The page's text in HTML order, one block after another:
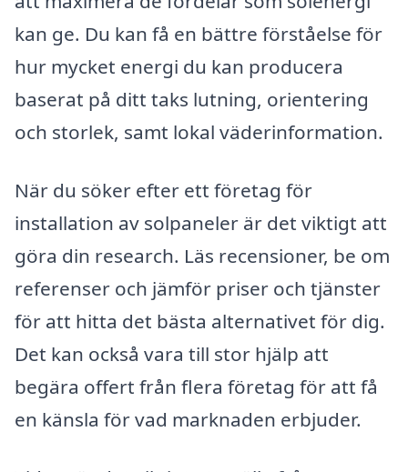
kan ge. Du kan få en bättre förståelse för
hur mycket energi du kan producera
baserat på ditt taks lutning, orientering
och storlek, samt lokal väderinformation.
När du söker efter ett företag för
installation av solpaneler är det viktigt att
göra din research. Läs recensioner, be om
referenser och jämför priser och tjänster
för att hitta det bästa alternativet för dig.
Det kan också vara till stor hjälp att
begära offert från flera företag för att få
en känsla för vad marknaden erbjuder.